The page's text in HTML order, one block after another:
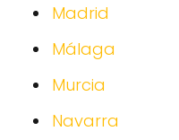
Madrid
Málaga
Murcia
Navarra